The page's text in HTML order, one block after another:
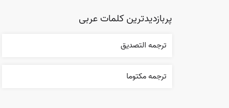
پربازدیدترین کلمات عربی
ترجمه التصديق
ترجمه مکتوما